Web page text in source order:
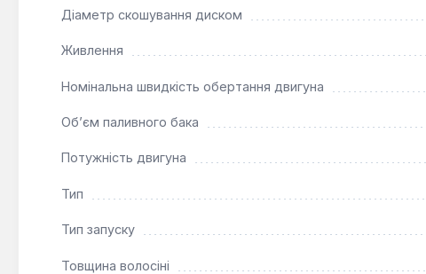
Діаметр скошування диском
Живлення
Номінальна швидкість обертання двигуна
Об’єм паливного бака
Потужність двигуна
Тип
Тип запуску
Товщина волосіні